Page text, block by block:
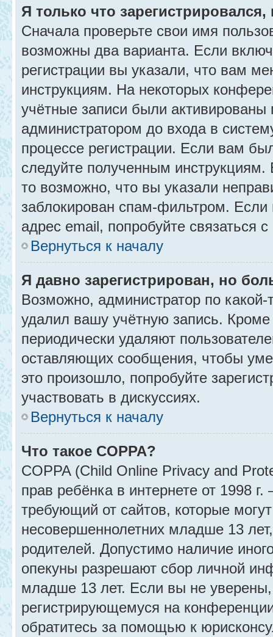
Я только что
Сначала проверьте свои имя
возможны два варианта. Если
регистрации вы указали, что вам
инструкциям. На некоторых
учётные записи были активированы
администратором до входа в
процессе регистрации. Если вам
следуйте полученным
то возможно, что вы указали
заблокирован спам-фильтром.
адрес email, попробуйте связаться
Вернуться к началу
Я давно зарегистрирован, но
Возможно, администратор по
удалил вашу учётную запись.
периодически удаляют
оставляющих сообщения, чтобы
это произошло, попробуйте
участвовать в дискуссиях.
Вернуться к началу
Что такое COPPA?
COPPA (Child Online Privacy and
прав ребёнка в интернете от 1998
требующий от сайтов, которые
несовершеннолетних младше 13
родителей. Допустимо наличие
опекуны разрешают сбор личной
младше 13 лет. Если вы не
регистрирующемуся на
обратитесь за помощью к